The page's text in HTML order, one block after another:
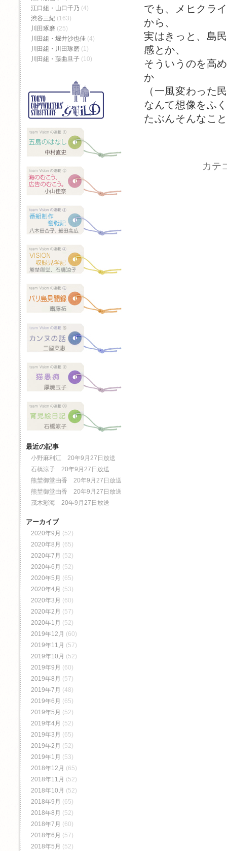
でも、メヒクラ
から、
実はきっと、島
感とか、
そういうのを高
か
（一風変わった
なんて想像をふ
たぶんそんなこ
カテ
江口組・山口千乃 (4)
渋谷三紀 (163)
川田琢磨 (25)
川田組・堀井沙也佳 (4)
川田組・川田琢磨 (1)
川田組・藤曲旦子 (10)
最近の記事
小野麻利江 20年9月27日放送
石橋涼子 20年9月27日放送
熊埜御堂由香 20年9月27日放送
熊埜御堂由香 20年9月27日放送
茂木彩海 20年9月27日放送
アーカイブ
2020年9月 (52)
2020年8月 (65)
2020年7月 (52)
2020年6月 (52)
2020年5月 (65)
2020年4月 (53)
2020年3月 (60)
2020年2月 (57)
2020年1月 (52)
2019年12月 (60)
2019年11月 (57)
2019年10月 (52)
2019年9月 (60)
2019年8月 (57)
2019年7月 (48)
2019年6月 (65)
2019年5月 (52)
2019年4月 (52)
2019年3月 (65)
2019年2月 (52)
2019年1月 (53)
2018年12月 (65)
2018年11月 (52)
2018年10月 (52)
2018年9月 (65)
2018年8月 (52)
2018年7月 (60)
2018年6月 (57)
2018年5月 (52)